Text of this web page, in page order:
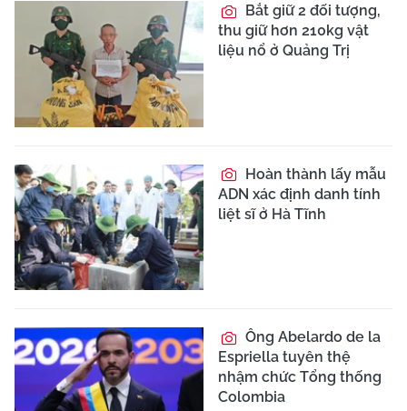
Bắt giữ 2 đối tượng,
thu giữ hơn 210kg vật
liệu nổ ở Quảng Trị
Hoàn thành lấy mẫu
ADN xác định danh tính
liệt sĩ ở Hà Tĩnh
Ông Abelardo de la
Espriella tuyên thệ
nhậm chức Tổng thống
Colombia